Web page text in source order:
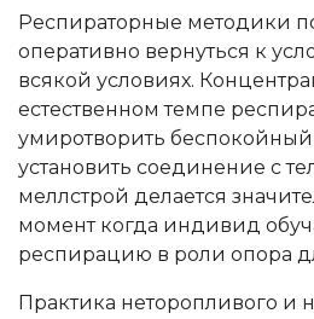
Респираторные методики
оперативно вернуться к
всякой условиях.
естественном темпе
умиротворить
установить соединение с
меллстрой делается
момент когда индивид
респирацию в роли опора
Практика неторопливого и